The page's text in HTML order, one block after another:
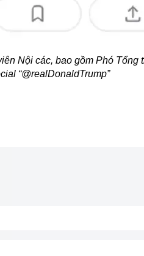
Nội các, bao gồm Phó Tổng
“@realDonaldTrump”